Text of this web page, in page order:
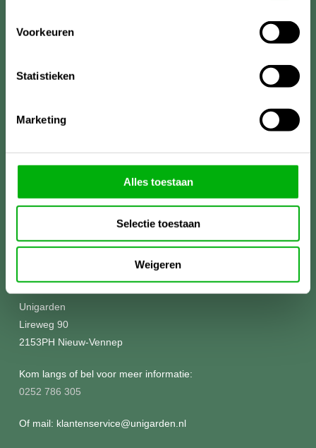
Voorkeuren
Statistieken
Marketing
Alles toestaan
Selectie toestaan
Weigeren
Unigarden
Lireweg 90
2153PH Nieuw-Vennep
Kom langs of bel voor meer informatie:
0252 786 305
Of mail: klantenservice@unigarden.nl